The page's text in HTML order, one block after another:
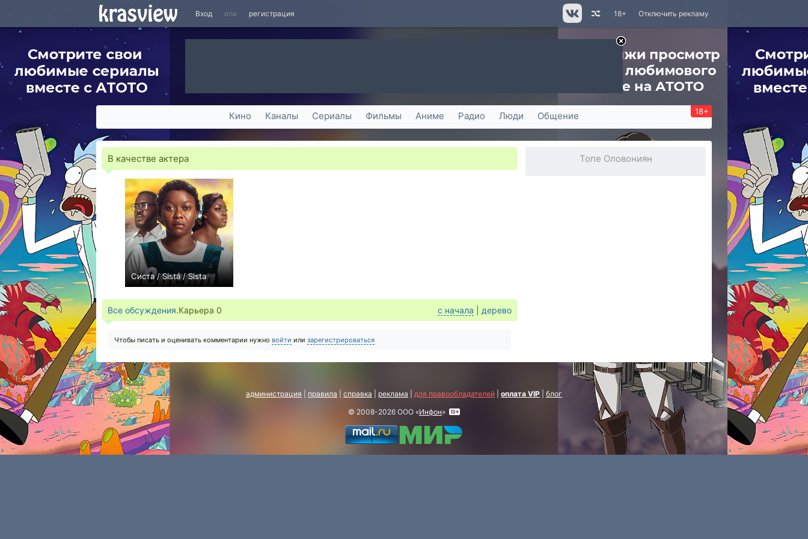
Вход или регистрация Отключить рекламу
18+
Кино Каналы Сериалы Фильмы Аниме Радио Люди Общение 18+
В качестве актера
Систа / Sistá / Sista
0
Все обсуждения.Карьера 0 с начала дерево
Чтобы писать и оценивать комментарии нужно войти или зарегистрироваться
Топе Оловониян
администрация правила справка реклама для правообладателей оплата VIP
блог
© 2008-2026 ООО «Инфон»